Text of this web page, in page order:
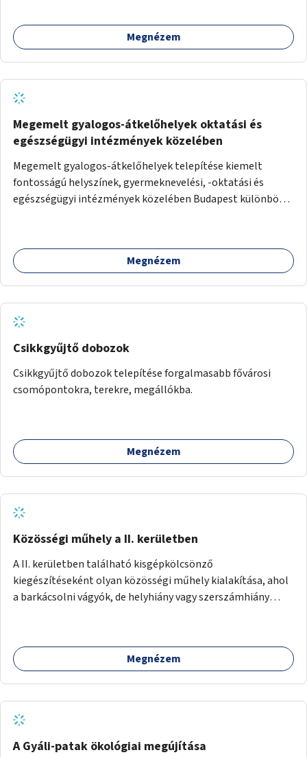
Megnézem
Megemelt gyalogos-átkelőhelyek oktatási és
egészségügyi intézmények közelében
Megemelt gyalogos-átkelőhelyek telepítése kiemelt
fontosságú helyszínek, gyermeknevelési, -oktatási és
egészségügyi intézmények közelében Budapest különböző
Megnézem
Csikkgyűjtő dobozok
Csikkgyűjtő dobozok telepítése forgalmasabb fővárosi
csomópontokra, terekre, megállókba.
Megnézem
Közösségi műhely a II. kerületben
A II. kerületben található kisgépkölcsönző
kiegészítéseként olyan közösségi műhely kialakítása, ahol
a barkácsolni vágyók, de helyhiány vagy szerszámhiány
Megnézem
A Gyáli-patak ökológiai megújítása